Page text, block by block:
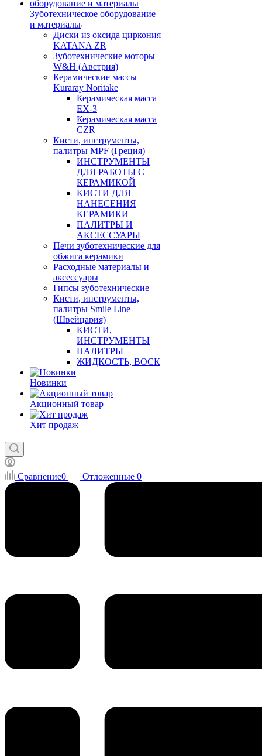
Зуботехническое оборудование
и материалы
Диски из оксида циркония
KATANA ZR
Зуботехнические моторы
W&H (Австрия)
Керамические массы
Kuraray Noritake
Керамическая масса
EX-3
Керамическая масса
CZR
Кисти, инструменты,
палитры MPF (Греция)
ИНСТРУМЕНТЫ
ДЛЯ РАБОТЫ С
КЕРАМИКОЙ
КИСТИ ДЛЯ
НАНЕСЕНИЯ
КЕРАМИКИ
ПАЛИТРЫ И
АКСЕССУАРЫ
Печи зуботехнические для
обжига керамики
Расходные материалы и
аксессуары
Гипсы зуботехнические
Кисти, инструменты,
палитры Smile Line
(Швейцария)
КИСТИ,
ИНСТРУМЕНТЫ
ПАЛИТРЫ
ЖИДКОСТЬ, ВОСК
Новинки
Акционный товар
Хит продаж
Сравнение0 Отложенные 0